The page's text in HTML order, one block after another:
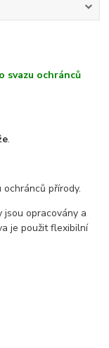
svazu ochránců
.
přírody.
jsou opracovány a
je použit flexibilní